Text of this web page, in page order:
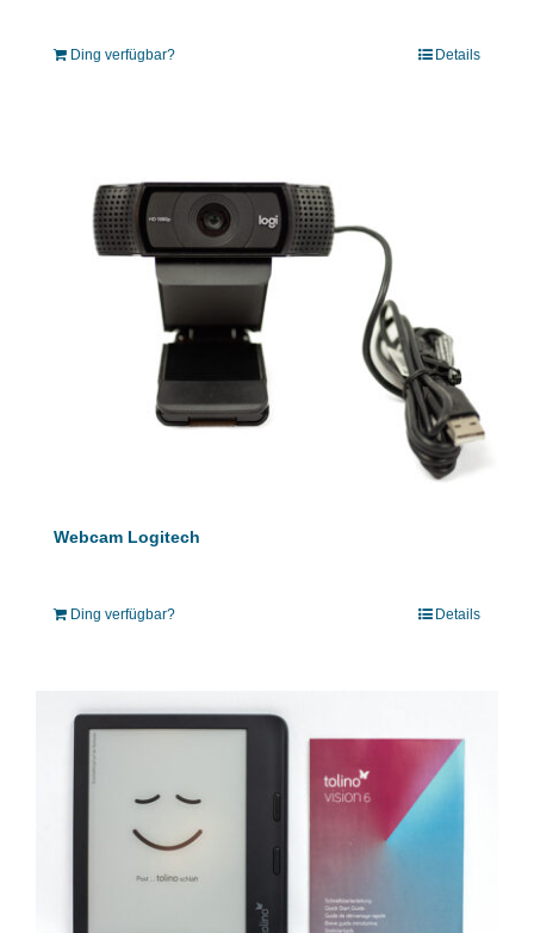
Ding verfügbar? Details
Webcam Logitech
Ding verfügbar? Details